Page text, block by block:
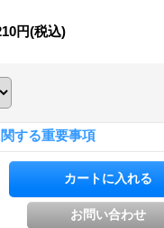
円(税込)
する重要事項